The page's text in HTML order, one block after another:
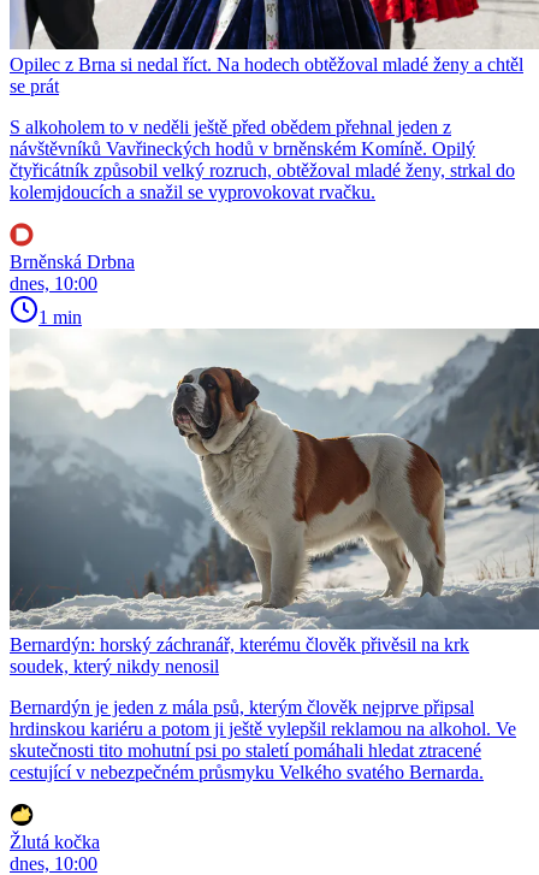
Opilec z Brna si nedal říct. Na hodech obtěžoval mladé ženy a chtěl
se prát
S alkoholem to v neděli ještě před obědem přehnal jeden z
návštěvníků Vavřineckých hodů v brněnském Komíně. Opilý
čtyřicátník způsobil velký rozruch, obtěžoval mladé ženy, strkal do
kolemjdoucích a snažil se vyprovokovat rvačku.
Brněnská Drbna
dnes, 10:00
1 min
Bernardýn: horský záchranář, kterému člověk přivěsil na krk
soudek, který nikdy nenosil
Bernardýn je jeden z mála psů, kterým člověk nejprve připsal
hrdinskou kariéru a potom ji ještě vylepšil reklamou na alkohol. Ve
skutečnosti tito mohutní psi po staletí pomáhali hledat ztracené
cestující v nebezpečném průsmyku Velkého svatého Bernarda.
Žlutá kočka
dnes, 10:00